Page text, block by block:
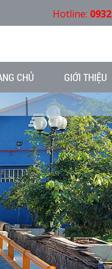
Hotline:
CHỦ GIỚI THIỆU